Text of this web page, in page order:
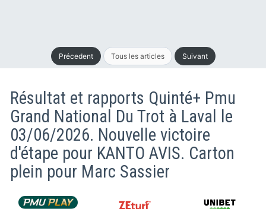
Précedent Tous les articles Suivant
Résultat et rapports Quinté+ Pmu
Grand National Du Trot à Laval le
03/06/2026. Nouvelle victoire
d'étape pour KANTO AVIS. Carton
plein pour Marc Sassier